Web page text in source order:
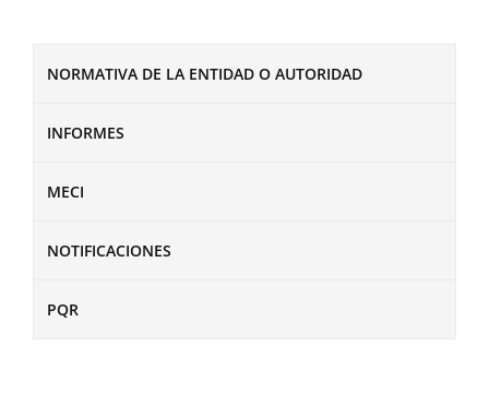
NORMATIVA DE LA ENTIDAD O AUTORIDAD
INFORMES
MECI
NOTIFICACIONES
PQR